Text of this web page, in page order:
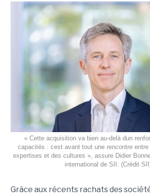
« Cette acquisition va bien au-delà dun
capacités : cest avant tout une rencontre
expertises et des cultures », assure Didier
international de SII. (Crédit
Grâce aux récents rachats des